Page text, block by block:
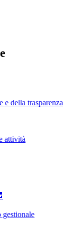
e della trasparenza
attività
gestionale